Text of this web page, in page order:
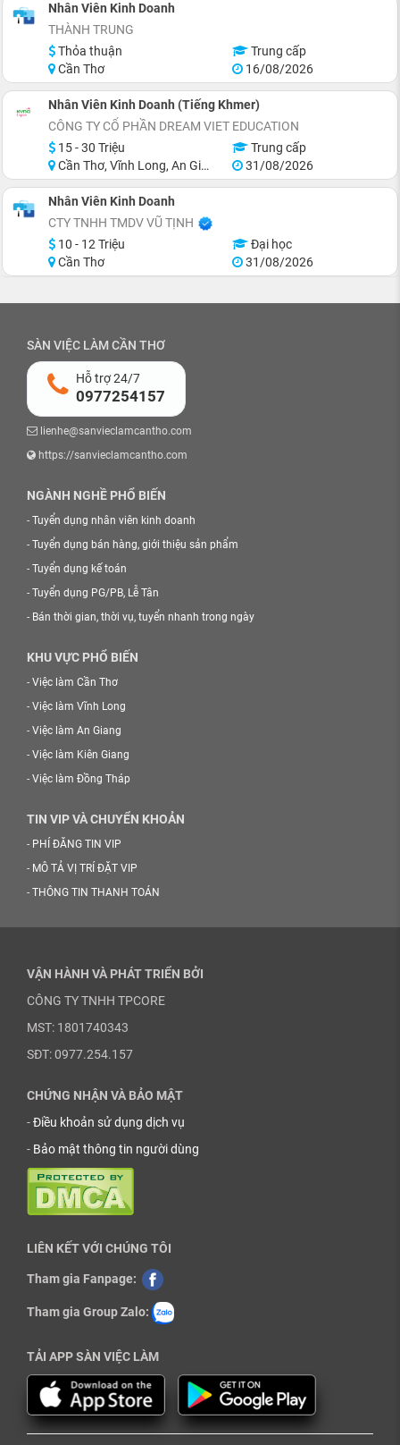
Nhân Viên Kinh Doanh
THÀNH TRUNG
Thỏa thuận
Trung cấp
Cần Thơ
16/08/2026
Nhân Viên Kinh Doanh (Tiếng Khmer)
CÔNG TY CỔ PHẦN DREAM VIET EDUCATION
15 - 30 Triệu
Trung cấp
Cần Thơ, Vĩnh Long, An Giang, Kiên Giang, Đồng Tháp, Tiền Giang
31/08/2026
Nhân Viên Kinh Doanh
CTY TNHH TMDV VŨ TỊNH
10 - 12 Triệu
Đại học
Cần Thơ
31/08/2026
SÀN VIỆC LÀM CẦN THƠ
Hỗ trợ 24/7
0977254157
lienhe@sanvieclamcantho.com
https://sanvieclamcantho.com
NGÀNH NGHỀ PHỔ BIẾN
- Tuyển dụng nhân viên kinh doanh
- Tuyển dụng bán hàng, giới thiệu sản phẩm
- Tuyển dụng kế toán
- Tuyển dụng PG/PB, Lễ Tân
- Bán thời gian, thời vụ, tuyển nhanh trong ngày
KHU VỰC PHỔ BIẾN
- Việc làm Cần Thơ
- Việc làm Vĩnh Long
- Việc làm An Giang
- Việc làm Kiên Giang
- Việc làm Đồng Tháp
TIN VIP VÀ CHUYỂN KHOẢN
- PHÍ ĐĂNG TIN VIP
- MÔ TẢ VỊ TRÍ ĐẶT VIP
- THÔNG TIN THANH TOÁN
VẬN HÀNH VÀ PHÁT TRIỂN BỞI
CÔNG TY TNHH TPCORE
MST: 1801740343
SĐT: 0977.254.157
CHỨNG NHẬN VÀ BẢO MẬT
-Điều khoản sử dụng dịch vụ
- Bảo mật thông tin người dùng
LIÊN KẾT VỚI CHÚNG TÔI
Tham gia Fanpage:
Tham gia Group Zalo:
TẢI APP SÀN VIỆC LÀM